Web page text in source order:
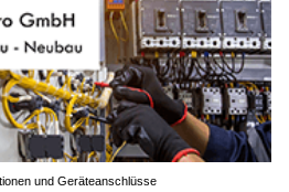
und Geräteanschlüsse